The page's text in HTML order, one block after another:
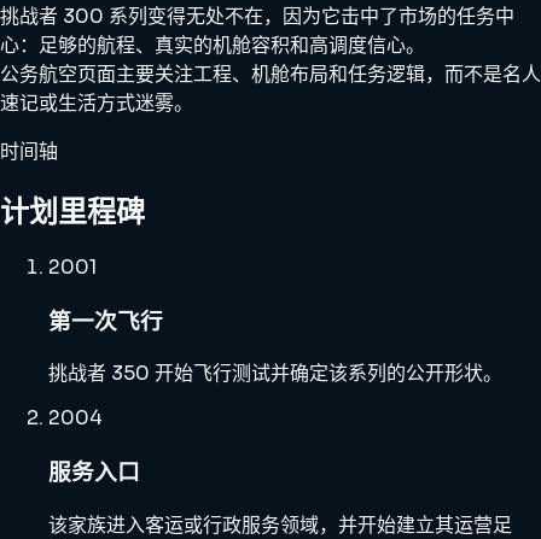
挑战者 300 系列变得无处不在，因为它击中了市场的任务中
心：足够的航程、真实的机舱容积和高调度信心。
公务航空页面主要关注工程、机舱布局和任务逻辑，而不是名人
速记或生活方式迷雾。
时间轴
计划里程碑
2001
第一次飞行
挑战者 350 开始飞行测试并确定该系列的公开形状。
2004
服务入口
该家族进入客运或行政服务领域，并开始建立其运营足